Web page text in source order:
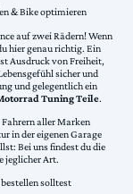
& Bike optimieren
auf zwei Rädern! Wenn
hier genau richtig. Ein
Ausdruck von Freiheit,
sicher und
und gelegentlich ein
Tuning Teile.
aller Marken
in der eigenen Garage
Bei uns findest du die
jeglicher Art.
solltest